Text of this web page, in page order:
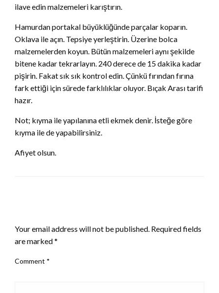
ilave edin malzemeleri karıştırın.
Hamurdan portakal büyüklüğünde parçalar koparın.
Oklava ile açın. Tepsiye yerleştirin. Üzerine bolca
malzemelerden koyun. Bütün malzemeleri aynı şekilde
bitene kadar tekrarlayın. 240 derece de 15 dakika kadar
pişirin. Fakat sık sık kontrol edin. Çünkü fırından fırına
fark ettiği için sürede farklılıklar oluyor. Bıçak Arası tarifi
hazır.
Not; kıyma ile yapılanına etli ekmek denir. İsteğe göre
kıyma ile de yapabilirsiniz.
Afiyet olsun.
Your email address will not be published. Required fields
are marked*
Comment *